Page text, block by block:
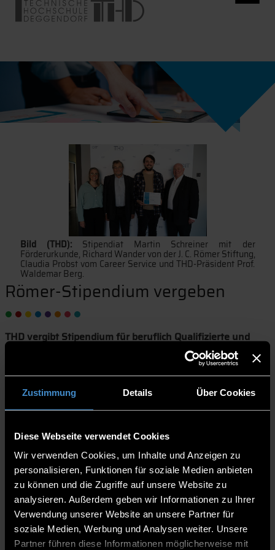
Zustimmung Details Über Cookies
Diese Webseite verwendet Cookies
Wir verwenden Cookies, um Inhalte und Anzeigen zu
personalisieren, Funktionen für soziale Medien anbieten
zu können und die Zugriffe auf unsere Website zu
analysieren. Außerdem geben wir Informationen zu Ihrer
Verwendung unserer Website an unsere Partner für
soziale Medien, Werbung und Analysen weiter. Unsere
Partner führen diese Informationen möglicherweise mit
Bild (THD): Stipendiat Martin Schreiner mit der
Förderurkunde, Richard Wander von der J. C. Römer Stiftung,
Claudia Probst vom Career Service und THD-Präsident Prof.
Waldemar Berg.
Römer-Stipendium vergeben
THD vergibt Stipendium für beruflich Qualifizierte und
Am 24. Oktober verlieh die Technische Hochschule (THD)
an Martin Schreiner. Der Softwaredesign-Student im
Semestern monatlich 200 Euro. Darüber hinaus profitiert
er vom großen Netzwerk der Fördergesellschaft. Die
Stiftung aus Grafenau unterstützt damit Meister und
beruflich Qualifizierte wie ihn bei ihrem ersten
akademischen Hochschulstudium im technischen Bereich.
Gerade aus dem beruflichen Alltag heraus bedeutet der
Schritt ins Vollzeitstudium eine große finanzielle